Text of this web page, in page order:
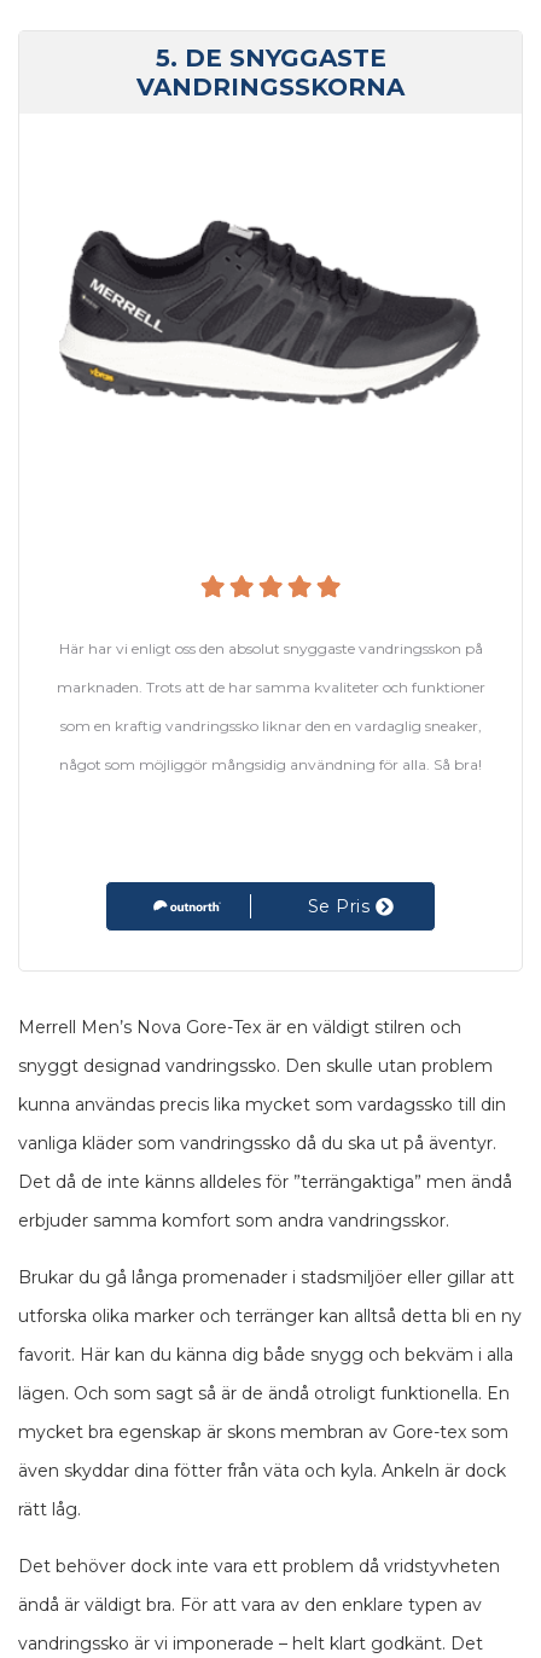
Merrell Men’s Nova Gore-Tex är en väldigt stilren och
snyggt designad vandringssko. Den skulle utan problem
kunna användas precis lika mycket som vardagssko till din
vanliga kläder som vandringssko då du ska ut på äventyr.
Det då de inte känns alldeles för ”terrängaktiga” men ändå
erbjuder samma komfort som andra vandringsskor.
Brukar du gå långa promenader i stadsmiljöer eller gillar att
utforska olika marker och terränger kan alltså detta bli en ny
favorit. Här kan du känna dig både snygg och bekväm i alla
lägen. Och som sagt så är de ändå otroligt funktionella. En
mycket bra egenskap är skons membran av Gore-tex som
även skyddar dina fötter från väta och kyla. Ankeln är dock
rätt låg.
Det behöver dock inte vara ett problem då vridstyvheten
ändå är väldigt bra. För att vara av den enklare typen av
vandringssko är vi imponerade – helt klart godkänt. Det
5. DE SNYGGASTE
VANDRINGSSKORNA
Här har vi enligt oss den absolut snyggaste vandringsskon på
marknaden. Trots att de har samma kvaliteter och funktioner
som en kraftig vandringssko liknar den en vardaglig sneaker,
något som möjliggör mångsidig användning för alla. Så bra!
Se Pris